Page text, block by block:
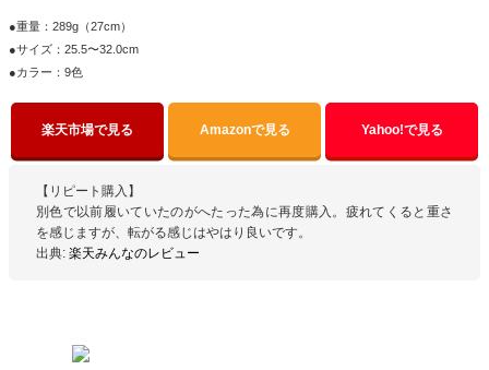
●重量：289g（27cm）
●サイズ：25.5〜32.0cm
●カラー：9色
楽天市場で見る Amazonで見る Yahoo!で見る
【リピート購入】
別色で以前履いていたのがへたった為に再度購入。疲れてくると重さ
を感じますが、転がる感じはやはり良いです。
出典: 楽天みんなのレビュー